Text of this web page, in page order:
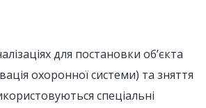
для постановки об’єкта
охоронної системи) та зняття
спеціальні